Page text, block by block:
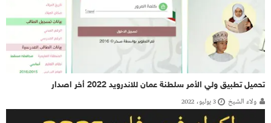
تحميل تطبيق ولي الأمر سلطنة عمان للاندرويد 2022 أخر اصدار
ولاء الشيخ 3 يوليو، 2022